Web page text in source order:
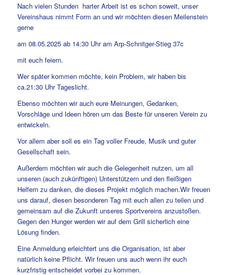
Nach vielen Stunden harter Arbeit ist es schon soweit, unser
Vereinshaus nimmt Form an und wir möchten diesen Meilenstein
gerne
am 08.05.2025 ab 14:30 Uhr am Arp-Schnitger-Stieg 37c
mit euch feiern.
Wer später kommen möchte, kein Problem, wir haben bis
ca.21:30 Uhr Tageslicht.
Ebenso möchten wir auch eure Meinungen, Gedanken,
Vorschläge und Ideen hören um das Beste für unseren Verein zu
entwickeln.
Vor allem aber soll es ein Tag voller Freude, Musik und guter
Gesellschaft sein.
Außerdem möchten wir auch die Gelegenheit nutzen, um all
unseren (auch zukünftigen) Unterstützern und den fleißigen
Helfern zu danken, die dieses Projekt möglich machen.Wir freuen
uns darauf, diesen besonderen Tag mit euch allen zu teilen und
gemeinsam auf die Zukunft unseres Sportvereins anzustoßen.
Gegen den Hunger werden wir auf dem Grill sicherlich eine
Lösung finden.
Eine Anmeldung erleichtert uns die Organisation, ist aber
natürlich keine Pflicht. Wir freuen uns auch wenn ihr euch
kurzfristig entscheidet vorbei zu kommen.